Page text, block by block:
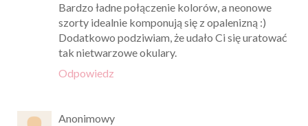
Bardzo ładne połączenie kolorów, a neonowe
szorty idealnie komponują się z opalenizną :)
Dodatkowo podziwiam, że udało Ci się uratować
tak nietwarzowe okulary.
Odpowiedz
Anonimowy